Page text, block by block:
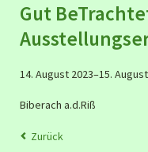
Gut
14. August 2023–15.
Biberach a.d.Riß
Zurück